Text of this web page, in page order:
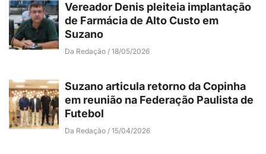
Vereador Denis pleiteia implantação
de Farmácia de Alto Custo em
Suzano
Da Redação 18/05/2026
Suzano articula retorno da Copinha
em reunião na Federação Paulista de
Futebol
Da Redação 15/04/2026